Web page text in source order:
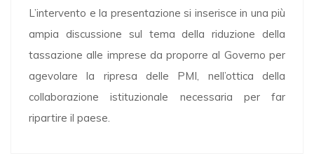
L’intervento e la presentazione si inserisce in una più
ampia discussione sul tema della riduzione della
tassazione alle imprese da proporre al Governo per
agevolare la ripresa delle PMI, nell’ottica della
collaborazione istituzionale necessaria per far
ripartire il paese.